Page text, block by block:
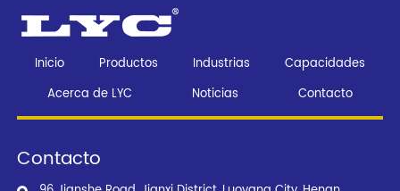
Inicio Productos Industrias
Capacidades
Acerca de LYC
Noticias Contacto
Contacto